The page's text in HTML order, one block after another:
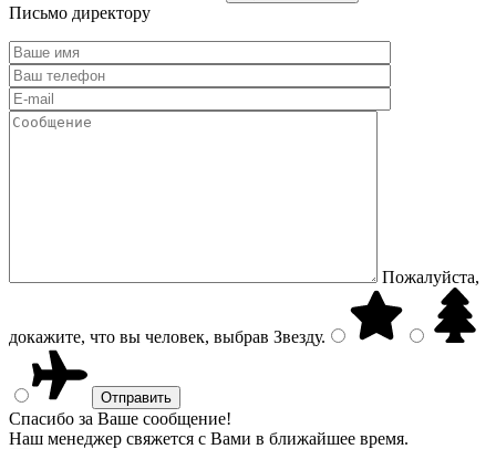
Письмо директору
Пожалуйста,
докажите, что вы человек, выбрав Звезду.
Спасибо за Ваше сообщение!
Наш менеджер свяжется с Вами в ближайшее время.